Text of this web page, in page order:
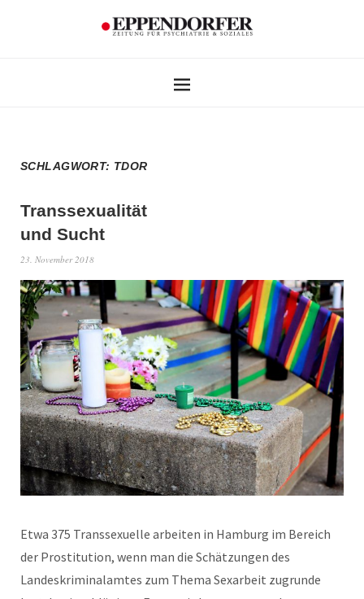
SCHLAGWORT: TDOR
Transsexualität
und Sucht
23. November 2018
Etwa 375 Transsexuelle arbeiten in Hamburg im Bereich
der Prostitution, wenn man die Schätzungen des
Landeskriminalamtes zum Thema Sexarbeit zugrunde